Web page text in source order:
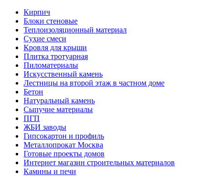
Кирпич
Блоки стеновые
Теплоизоляционный материал
Сухие смеси
Кровля для крыши
Плитка тротуарная
Пиломатериалы
Искусственный камень
Лестницы на второй этаж в частном доме
Бетон
Натуральный камень
Сыпучие материалы
ПГП
ЖБИ заводы
Гипсокартон и профиль
Металлопрокат Москва
Готовые проекты домов
Интернет магазин строительных материалов
Камины и печи